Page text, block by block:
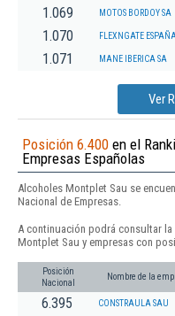
1.069 MOTOS BORDOY SA
1.070 FLEXNGATE
1.071 MANE IBERICA SA
Ver
Posición 6.400 en el
Empresas Españolas
Alcoholes Montplet Sau se
Nacional de Empresas.
A continuación podrá consultar
Montplet Sau y empresas con
Posición
Nacional
Nombre de la
6.395 CONSTRAULA SAU